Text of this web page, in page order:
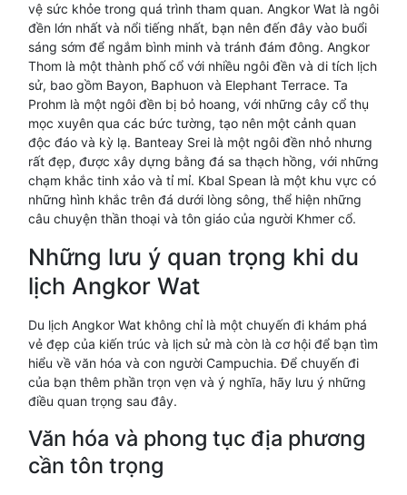
vệ sức khỏe trong quá trình tham quan. Angkor Wat là ngôi
đền lớn nhất và nổi tiếng nhất, bạn nên đến đây vào buổi
sáng sớm để ngắm bình minh và tránh đám đông. Angkor
Thom là một thành phố cổ với nhiều ngôi đền và di tích lịch
sử, bao gồm Bayon, Baphuon và Elephant Terrace. Ta
Prohm là một ngôi đền bị bỏ hoang, với những cây cổ thụ
mọc xuyên qua các bức tường, tạo nên một cảnh quan
độc đáo và kỳ lạ. Banteay Srei là một ngôi đền nhỏ nhưng
rất đẹp, được xây dựng bằng đá sa thạch hồng, với những
chạm khắc tinh xảo và tỉ mỉ. Kbal Spean là một khu vực có
những hình khắc trên đá dưới lòng sông, thể hiện những
câu chuyện thần thoại và tôn giáo của người Khmer cổ.
Những lưu ý quan trọng khi du
lịch Angkor Wat
Du lịch Angkor Wat không chỉ là một chuyến đi khám phá
vẻ đẹp của kiến trúc và lịch sử mà còn là cơ hội để bạn tìm
hiểu về văn hóa và con người Campuchia. Để chuyến đi
của bạn thêm phần trọn vẹn và ý nghĩa, hãy lưu ý những
điều quan trọng sau đây.
Văn hóa và phong tục địa phương
cần tôn trọng